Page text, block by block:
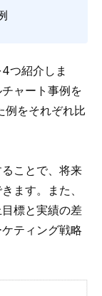
つ紹介しま
ャート事例を
例をそれぞれ比
ことで、将来
ます。また、
標と実績の差
ティング戦略